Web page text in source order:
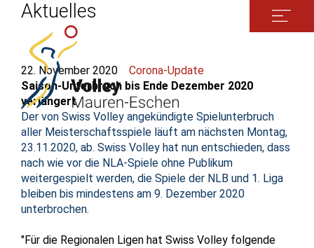
Aktuelles
22. November 2020 Corona-Update
Saison-Unterbruch bis Ende Dezember 2020
verlängert
Der von Swiss Volley angekündigte Spielunterbruch
aller Meisterschaftsspiele läuft am nächsten Montag,
23.11.2020, ab. Swiss Volley hat nun entschieden, dass
nach wie vor die NLA-Spiele ohne Publikum
weitergespielt werden, die Spiele der NLB und 1. Liga
bleiben bis mindestens am 9. Dezember 2020
unterbrochen.
"Für die Regionalen Ligen hat Swiss Volley folgende